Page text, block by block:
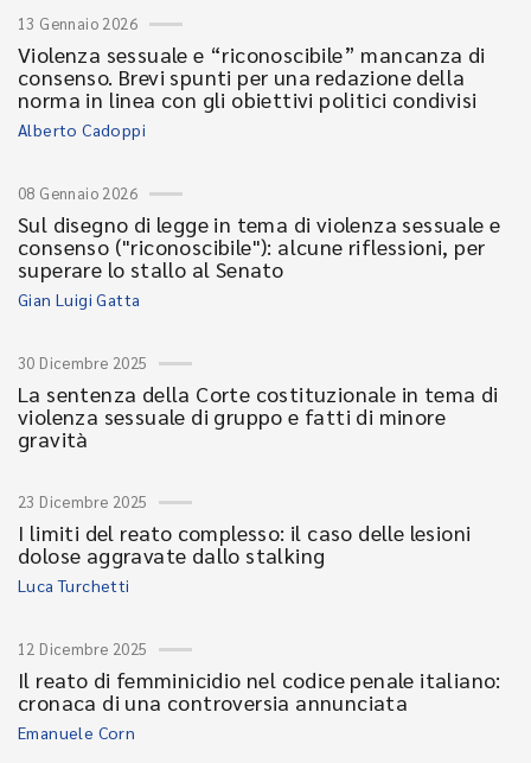
13 Gennaio 2026
Violenza sessuale e “riconoscibile” mancanza di
consenso. Brevi spunti per una redazione della
norma in linea con gli obiettivi politici condivisi
Alberto Cadoppi
08 Gennaio 2026
Sul disegno di legge in tema di violenza sessuale e
consenso ("riconoscibile"): alcune riflessioni, per
superare lo stallo al Senato
Gian Luigi Gatta
30 Dicembre 2025
La sentenza della Corte costituzionale in tema di
violenza sessuale di gruppo e fatti di minore
gravità
23 Dicembre 2025
I limiti del reato complesso: il caso delle lesioni
dolose aggravate dallo stalking
Luca Turchetti
12 Dicembre 2025
Il reato di femminicidio nel codice penale italiano:
cronaca di una controversia annunciata
Emanuele Corn